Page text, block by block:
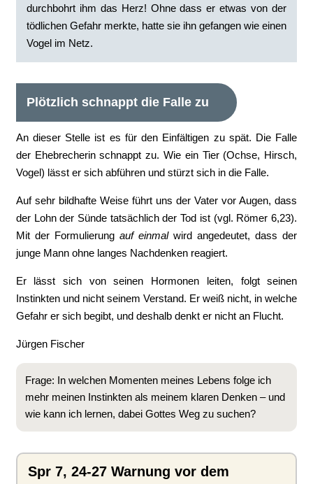
durchbohrt ihm das Herz! Ohne dass er etwas von der
tödlichen Gefahr merkte, hatte sie ihn gefangen wie einen
Vogel im Netz.
Plötzlich schnappt die Falle zu
An dieser Stelle ist es für den Einfältigen zu spät. Die Falle
der Ehebrecherin schnappt zu. Wie ein Tier (Ochse, Hirsch,
Vogel) lässt er sich abführen und stürzt sich in die Falle.
Auf sehr bildhafte Weise führt uns der Vater vor Augen, dass
der Lohn der Sünde tatsächlich der Tod ist (vgl. Römer 6,23).
Mit der Formulierung auf einmalwird angedeutet, dass der
junge Mann ohne langes Nachdenken reagiert.
Er lässt sich von seinen Hormonen leiten, folgt seinen
Instinkten und nicht seinem Verstand. Er weiß nicht, in welche
Gefahr er sich begibt, und deshalb denkt er nicht an Flucht.
Jürgen Fischer
Frage: In welchen Momenten meines Lebens folge ich
mehr meinen Instinkten als meinem klaren Denken – und
wie kann ich lernen, dabei Gottes Weg zu suchen?
Spr 7, 24-27 Warnung vor dem